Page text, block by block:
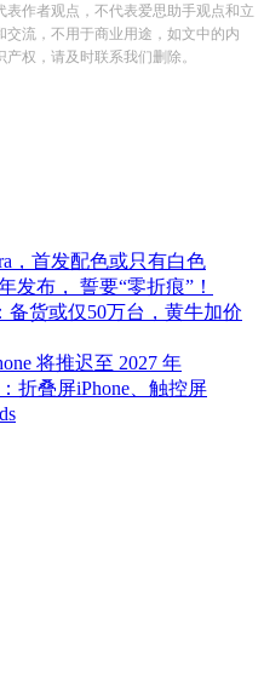
作者观点，不代表爱思助手观点和立
流，不用于商业用途，如文中的内
权，请及时联系我们删除。
，首发配色或只有白色
发布， 誓要“零折痕”！
备货或仅50万台，黄牛加价
将推迟至 2027 年
折叠屏iPhone、触控屏